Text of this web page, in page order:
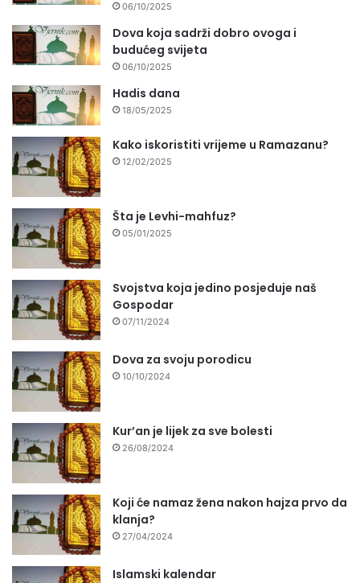
06/10/2025
Dova koja sadrži dobro ovoga i
budućeg svijeta
06/10/2025
Hadis dana
18/05/2025
Kako iskoristiti vrijeme u Ramazanu?
12/02/2025
Šta je Levhi-mahfuz?
05/01/2025
Svojstva koja jedino posjeduje naš
Gospodar
07/11/2024
Dova za svoju porodicu
10/10/2024
Kur’an je lijek za sve bolesti
26/08/2024
Koji će namaz žena nakon hajza prvo da
klanja?
27/04/2024
Islamski kalendar